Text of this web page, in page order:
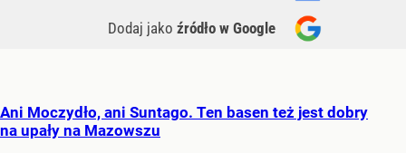
Dodaj jako źródło w Google
Ani Moczydło, ani Suntago. Ten basen też jest dobry
na upały na Mazowszu